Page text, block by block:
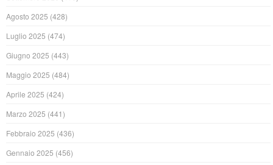
Agosto 2025 (428)
Luglio 2025 (474)
Giugno 2025 (443)
Maggio 2025 (484)
Aprile 2025 (424)
Marzo 2025 (441)
Febbraio 2025 (436)
Gennaio 2025 (456)